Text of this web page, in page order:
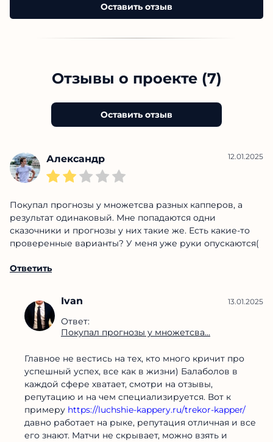
Оставить отзыв
Отзывы о проекте (7)
Оставить отзыв
Александр 12.01.2025
Покупал прогнозы у множетсва разных капперов, а
результат одинаковый. Мне попадаются одни
сказочники и прогнозы у них такие же. Есть какие-то
проверенные варианты? У меня уже руки опускаются(
Ответить
Ivan
Ответ:
Покупал прогнозы у множетсва...
13.01.2025
Главное не вестись на тех, кто много кричит про
успешный успех, все как в жизни) Балаболов в
каждой сфере хватает, смотри на отзывы,
репутацию и на чем специализируется. Вот к
примеру https://luchshie-kappery.ru/trekor-kapper/
давно работает на рыке, репутация отличная и все
его знают. Матчи не скрывает, можно взять и